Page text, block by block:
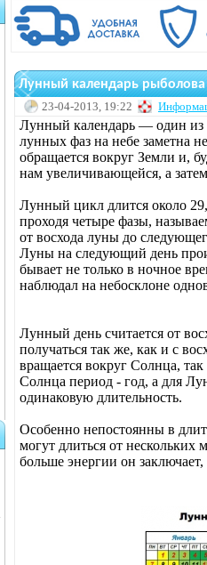
Лунный календарь рыболова
23-04-2013, 19:22
Лунный календарь — один из
лунных фаз на небе заметна
обращается вокруг Земли и,
нам увеличивающейся, а
Лунный цикл длится около
проходя четыре фазы,
от восхода луны до
Луны на следующий день
бывает не только в ночное
наблюдал на небосклоне
Лунный день считается от
получаться так же, как и с
вращается вокруг Солнца,
Солнца период - год, а для
одинаковую длительность.
Особенно непостоянны в
могут длиться от
больше энергии он